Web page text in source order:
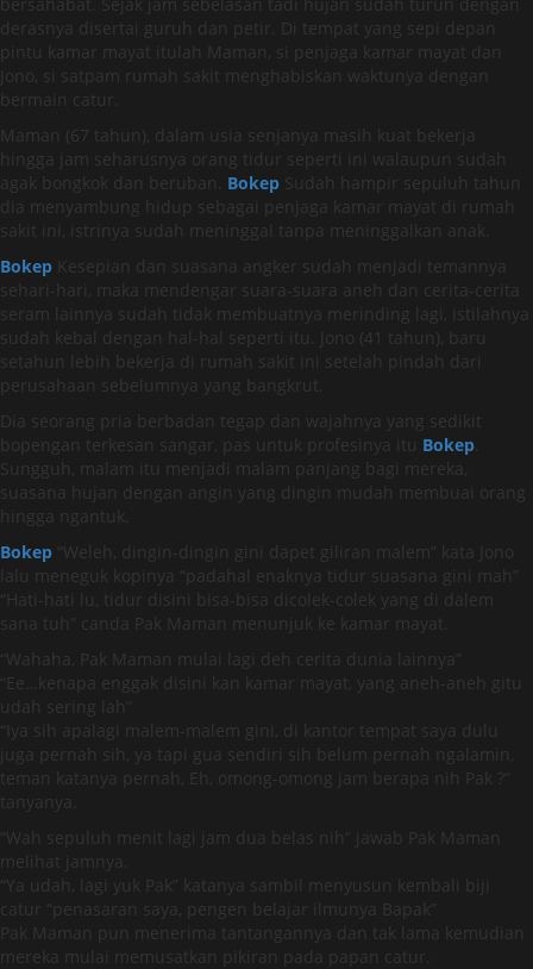
derasnya disertai guruh dan petir. Di tempat yang sepi depan
pintu kamar mayat itulah Maman, si penjaga kamar mayat dan
Jono, si satpam rumah sakit menghabiskan waktunya dengan
bermain catur.
Maman (67 tahun), dalam usia senjanya masih kuat bekerja
hingga jam seharusnya orang tidur seperti ini walaupun sudah
agak bongkok dan beruban. Bokep Sudah hampir sepuluh tahun
dia menyambung hidup sebagai penjaga kamar mayat di rumah
sakit ini, istrinya sudah meninggal tanpa meninggalkan anak.
Bokep Kesepian dan suasana angker sudah menjadi temannya
sehari-hari, maka mendengar suara-suara aneh dan cerita-cerita
seram lainnya sudah tidak membuatnya merinding lagi, istilahnya
sudah kebal dengan hal-hal seperti itu. Jono (41 tahun), baru
setahun lebih bekerja di rumah sakit ini setelah pindah dari
perusahaan sebelumnya yang bangkrut.
Dia seorang pria berbadan tegap dan wajahnya yang sedikit
bopengan terkesan sangar, pas untuk profesinya itu Bokep
Sungguh, malam itu menjadi malam panjang bagi mereka,
suasana hujan dengan angin yang dingin mudah membuai orang
hingga ngantuk.
Bokep “Weleh, dingin-dingin gini dapet giliran malem” kata Jono
lalu meneguk kopinya “padahal enaknya tidur suasana gini mah”
“Hati-hati lu, tidur disini bisa-bisa dicolek-colek yang di dalem
sana tuh” canda Pak Maman menunjuk ke kamar mayat.
“Wahaha, Pak Maman mulai lagi deh cerita dunia lainnya”
“Ee…kenapa enggak disini kan kamar mayat, yang aneh-aneh gitu
udah sering lah”
“Iya sih apalagi malem-malem gini, di kantor tempat saya dulu
juga pernah sih, ya tapi gua sendiri sih belum pernah ngalamin,
teman katanya pernah, Eh, omong-omong jam berapa nih Pak ?”
tanyanya.
“Wah sepuluh menit lagi jam dua belas nih” jawab Pak Maman
melihat jamnya.
“Ya udah, lagi yuk Pak” katanya sambil menyusun kembali biji
catur “penasaran saya, pengen belajar ilmunya Bapak”
Pak Maman pun menerima tantangannya dan tak lama kemudian
mereka mulai memusatkan pikiran pada papan catur.